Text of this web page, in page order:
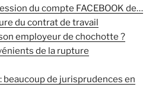
du compte FACEBOOK de…
du contrat de travail
employeur de chochotte ?
de la rupture
beaucoup de jurisprudences en